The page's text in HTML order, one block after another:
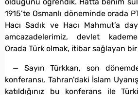
1915’te Osmanlı döneminde orada
Hacı Sadık ve Hacı Mahmut’a
amcazadelerimiz, devlet
Orada Türk olmak, itibar sağlayan
— Sayın Türkkan, son
konferansı, Tahran’daki İslam
katıldığınız bu konferans ile